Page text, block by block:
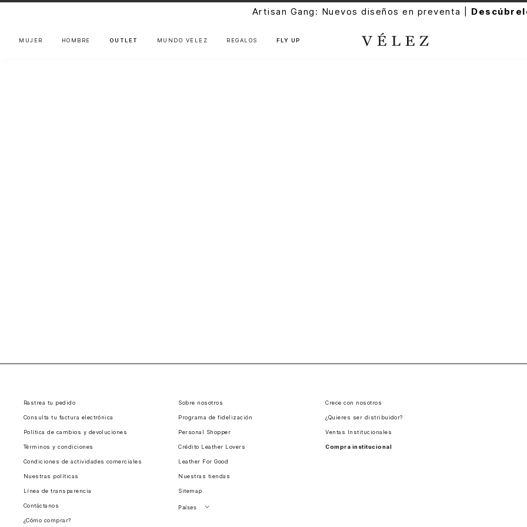
Artisan Gang: Nuevos diseños en preventa |
MUJER HOMBRE OUTLET MUNDO VÉLEZ REGALOS FLY UP
Rastrea tu pedido
Consulta tu factura electrónica
Política de cambios y devoluciones
Términos y condiciones
Condiciones de actividades comerciales
Nuestras políticas
Línea de transparencia
Contáctanos
¿Cómo comprar?
Sobre nosotros
Programa de fidelización
Personal Shopper
Crédito Leather Lovers
Leather For Good
Nuestras tiendas
Sitemap
Países
Crece con nosotros
¿Quieres ser distribuidor?
Ventas Institucionales
Compra institucional